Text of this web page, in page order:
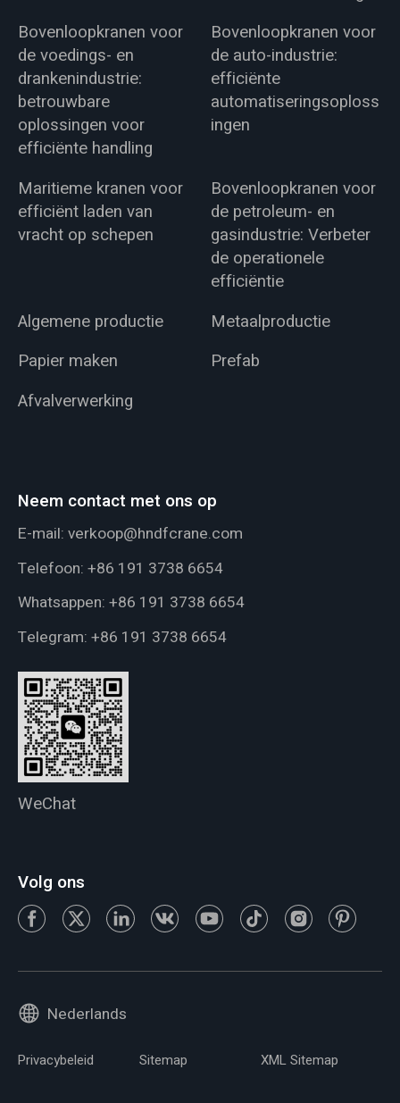
Bovenloopkranen voor
de voedings- en
drankenindustrie:
betrouwbare
oplossingen voor
efficiënte handling
Bovenloopkranen voor
de auto-industrie:
efficiënte
automatiseringsoploss
ingen
Maritieme kranen voor
efficiënt laden van
vracht op schepen
Bovenloopkranen voor
de petroleum- en
gasindustrie: Verbeter
de operationele
efficiëntie
Algemene productie
Metaalproductie
Papier maken
Prefab
Afvalverwerking
Neem contact met ons op
E-mail: verkoop@hndfcrane.com
Telefoon: +86 191 3738 6654
Whatsappen: +86 191 3738 6654
Telegram: +86 191 3738 6654
WeChat
Volg ons
Nederlands
Privacybeleid Sitemap XML Sitemap